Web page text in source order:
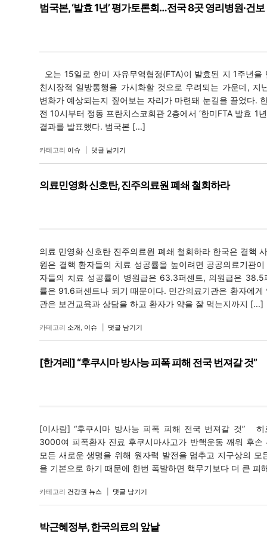
범국본, ‘발효 1년’ 평가토론회…전국 8곳 영리병원·건
오는 15일로 한미 자유무역협정(FTA)이 발효된 지 1주년
친시장적 일방통행을 가시화할 것으로 우려되는 가운데,
변화가 예상되는지 짚어보는 자리가 마련돼 눈길을 끌었다.
전 10시부터 정동 프란치스코회관 2층에서 ‘한미FTA 발효 1
결과를 발표했다. 범국본 [...]
카테고리 이슈 댓글 남기기
의료민영화 신호탄, 진주의료원 폐쇄 철회하라
의료 민영화 신호탄 진주의료원 폐쇄 철회하라 한국은 결핵
원은 결핵 환자들의 치료 성공률을 높이려면 공공의료기관
자들의 치료 성공률이 병원급은 63.3퍼센트, 의원급은
률은 91.6퍼센트나 되기 때문이다. 민간의료기관은 환자에
관은 보건교육과 상담을 하고 환자가 약을 잘 먹는지까지 [...]
카테고리 소개 이슈 댓글 남기기
[한겨레] “후쿠시마 방사능 피폭 피해 전국 번져갈 것”
[이사람] “후쿠시마 방사능 피폭 피해 전국 번져갈 것”
3000여 피폭환자 진료 후쿠시마사고가 반핵운동 깨워 후손
모든 새로운 생명을 위해 원자력 발전을 멈추고 지구상의
을 기본으로 하기 때문에 한번 폭발하면 핵무기보다 더 큰 피
카테고리 건강권 뉴스 댓글 남기기
박근혜정부, 한국의료의 앞날